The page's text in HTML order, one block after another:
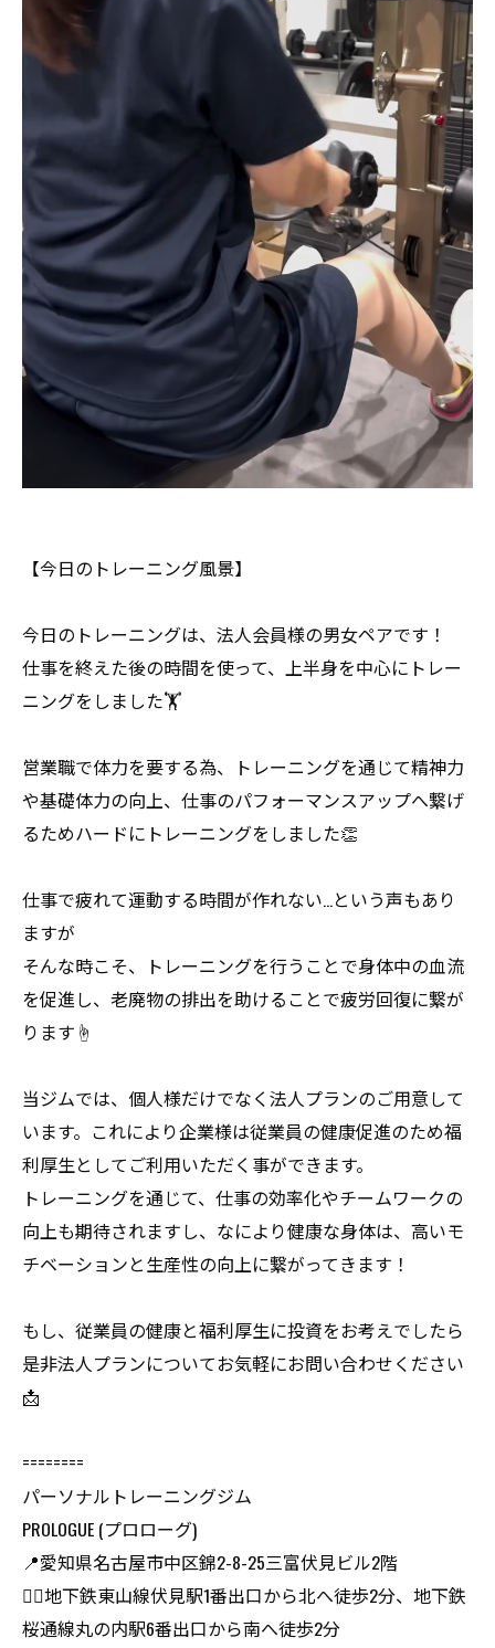
【今日のトレーニング風景】
今日のトレーニングは、法人会員様の男女ペアです！
仕事を終えた後の時間を使って、上半身を中心にトレー
ニングをしました🏋️
営業職で体力を要する為、トレーニングを通じて精神力
や基礎体力の向上、仕事のパフォーマンスアップへ繋げ
るためハードにトレーニングをしました👏
仕事で疲れて運動する時間が作れない…という声もあり
ますが
そんな時こそ、トレーニングを行うことで身体中の血流
を促進し、老廃物の排出を助けることで疲労回復に繋が
ります☝️
当ジムでは、個人様だけでなく法人プランのご用意して
います。これにより企業様は従業員の健康促進のため福
利厚生としてご利用いただく事ができます。
トレーニングを通じて、仕事の効率化やチームワークの
向上も期待されますし、なにより健康な身体は、高いモ
チベーションと生産性の向上に繋がってきます！
もし、従業員の健康と福利厚生に投資をお考えでしたら
是非法人プランについてお気軽にお問い合わせください
📩
========
パーソナルトレーニングジム
PROLOGUE (プロローグ)
📍愛知県名古屋市中区錦2-8-25三富伏見ビル2階
🏃‍♂️地下鉄東山線伏見駅1番出口から北へ徒歩2分、地下鉄
桜通線丸の内駅6番出口から南へ徒歩2分